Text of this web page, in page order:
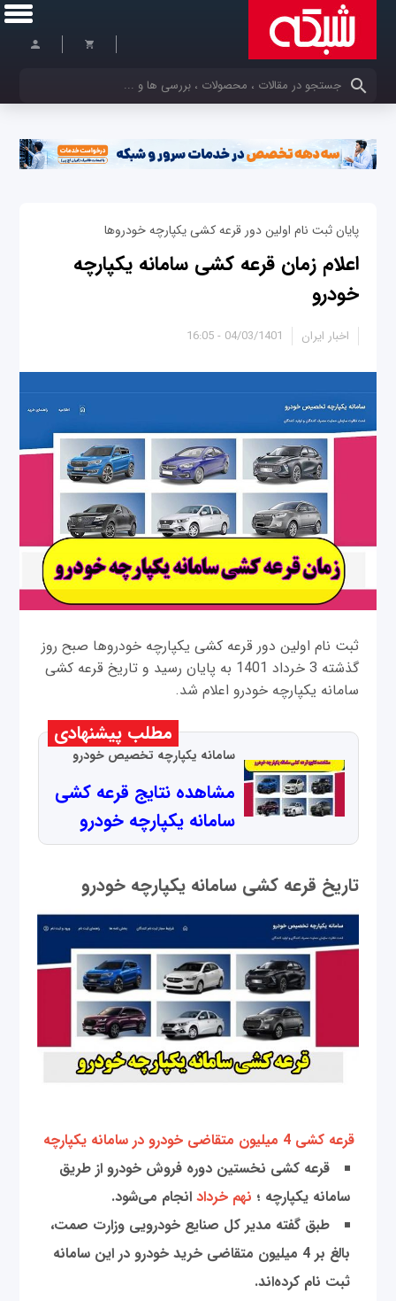
کلمات کلیدی خود را وارد کنید
پایان ثبت نام اولین دور قرعه کشی یکپارچه خودروها
اعلام زمان قرعه کشی سامانه یکپارچه
خودرو
04/03/1401 - 16:05 اخبار ایران
ثبت نام اولین دور قرعه کشی یکپارچه خودروها صبح روز
گذشته 3 خرداد 1401 به پایان رسید و تاریخ قرعه کشی
سامانه یکپارچه خودرو اعلام شد.
مطلب پیشنهادی
سامانه یکپارچه تخصیص خودرو
مشاهده نتایج قرعه کشی
سامانه یکپارچه خودرو
تاریخ قرعه کشی سامانه یکپارچه خودرو
قرعه کشی 4 میلیون متقاضی خودرو در سامانه یکپارچه
قرعه کشی نخستین دوره فروش خودرو از طریق
سامانه یکپارچه ؛ نهم خرداد انجام می‌شود.
طبق گفته مدیر کل صنایع خودرویی وزارت صمت،
بالغ بر 4 میلیون متقاضی خرید خودرو در این سامانه
ثبت نام کرده‌اند.